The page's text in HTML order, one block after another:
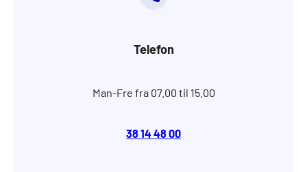
Telefon
Man-Fre fra 07.00 til 15.00
38 14 48 00